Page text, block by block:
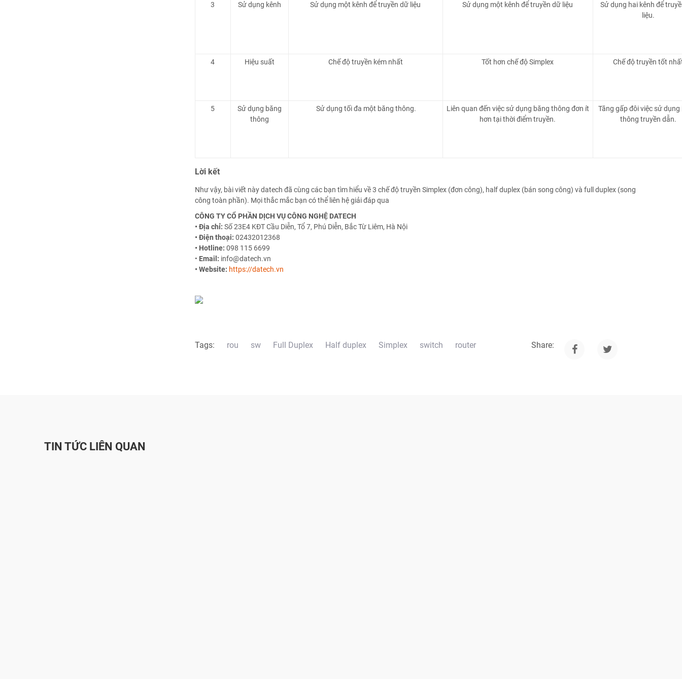
3 Sử dụng kênh Sử dụng một kênh để truyền dữ liệu Sử dụng một kênh để truyền dữ liệu
Sử dụng hai kênh để
liệu.
4 Hiệu suất Chế độ truyền kém nhất Tốt hơn chế độ Simplex Chế độ truyền tốt
5
Sử dụng băng
thông
Sử dụng tối đa một băng thông.
Liên quan đến việc sử dụng băng thông đơn ít
hơn tại thời điểm truyền.
Tăng gấp đôi việc sử dụng
thông truyền dẫn.
Lời kết
Như vậy, bài viết này datech đã cùng các bạn tìm hiểu về 3 chế độ truyền Simplex (đơn công), half duplex (bán song công) và full duplex (song
công toàn phần). Mọi thắc mắc bạn có thể liên hệ giải đáp qua
CÔNG TY CỔ PHẦN DỊCH VỤ CÔNG NGHỆ DATECH
• Địa chỉ: Số 23E4 KĐT Cầu Diễn, Tổ 7, Phú Diễn, Bắc Từ Liêm, Hà Nội
• Điện thoại: 02432012368
• Hotline: 098 115 6699
• Email: info@datech.vn
• Website: https://datech.vn
Tags: rou sw Full Duplex Half duplex Simplex switch router Share:
TIN TỨC LIÊN QUAN